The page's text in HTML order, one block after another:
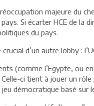
majeure du
Si écarter HCE de la
du pays.
d’un autre lobby :
(comme l’Egypte, ou
ci tient à jouer un rôle
démocratique basé sur